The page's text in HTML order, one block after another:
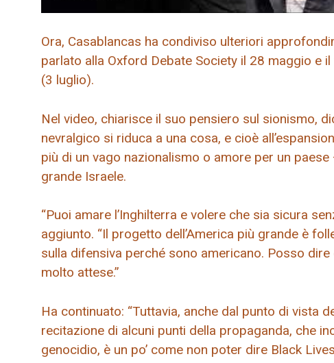
Ora, Casablancas ha condiviso ulteriori
parlato alla Oxford Debate Society il 28 maggio e
(3 luglio).
Nel video, chiarisce il suo pensiero sul sionismo,
nevralgico si riduca a una cosa, e cioè
più di un vago nazionalismo o amore per un
grande Israele.
“Puoi amare l’Inghilterra e volere che sia sicura
aggiunto. “Il progetto dell’America più grande è
sulla difensiva perché sono americano. Posso
molto attese.”
Ha continuato: “Tuttavia, anche dal punto di vista
recitazione di alcuni punti della propaganda, che
genocidio, è un po’ come non poter dire Black